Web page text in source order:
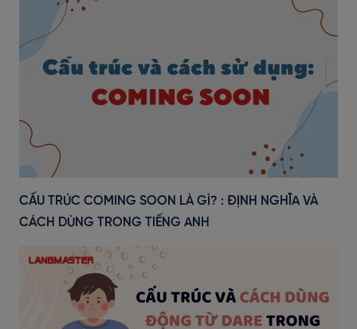
CẤU TRÚC COMING SOON LÀ GÌ? : ĐỊNH NGHĨA VÀ
CÁCH DÙNG TRONG TIẾNG ANH